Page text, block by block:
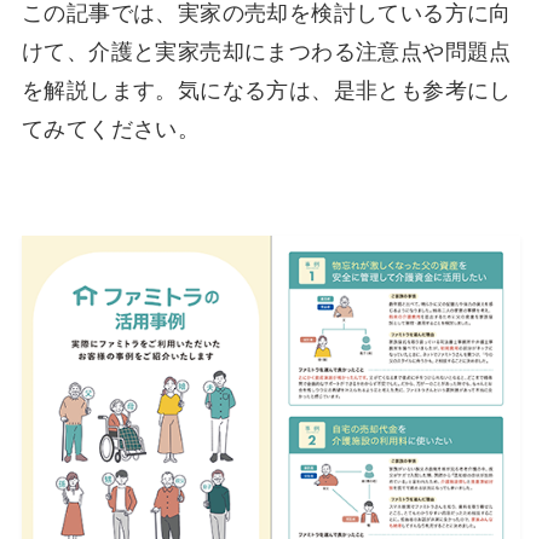
この記事では、実家の売却を検討している方に向
けて、介護と実家売却にまつわる注意点や問題点
を解説します。気になる方は、是非とも参考にし
てみてください。